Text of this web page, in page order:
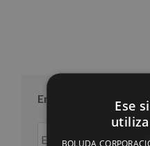
Entradas por mesEse
BOLUDA